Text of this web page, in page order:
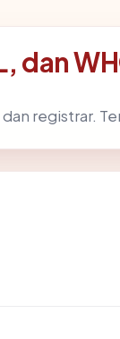
dan
registrar.